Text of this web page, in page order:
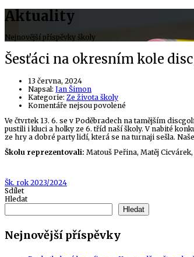
Aktuality
Nejnovější příspěvky školy
Šesťáci na okresním kole
13 června, 2024
Napsal: Author
Jan Šimon
Kategorie: Ze života školy
Komentáře nejsou povolené
s
názvem
Šesťáci
okresním
Ve čtvrtek 13. 6. se v Poděbradech na tamějším
pustili i kluci a holky ze 6. tříd naší školy. V nabité
ze hry a dobré party lidí, která se na turnaji sešla.
Školu reprezentovali: Matouš Peřina, Matěj
Tags
Šk. rok 2023/2024
Sdílet
Hledat
Hledat
Nejnovější příspěvky